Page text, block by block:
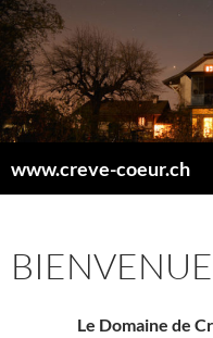
www.creve-coeur.ch
BIENVENUE
Le Domaine de